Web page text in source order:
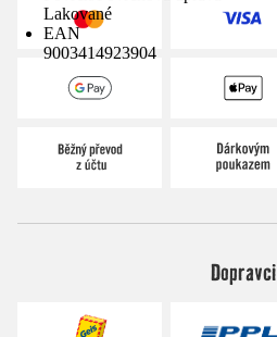
Lakované
EAN
9003414923904
Dopravci